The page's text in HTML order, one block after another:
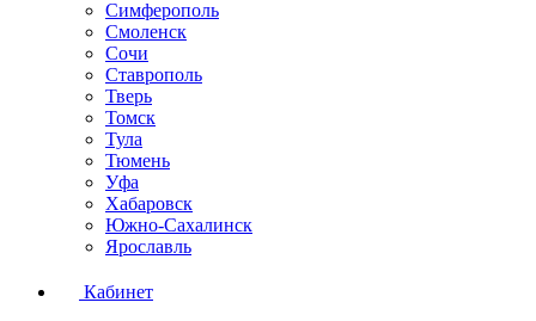
Симферополь
Смоленск
Сочи
Ставрополь
Тверь
Томск
Тула
Тюмень
Уфа
Хабаровск
Южно-Сахалинск
Ярославль
Кабинет